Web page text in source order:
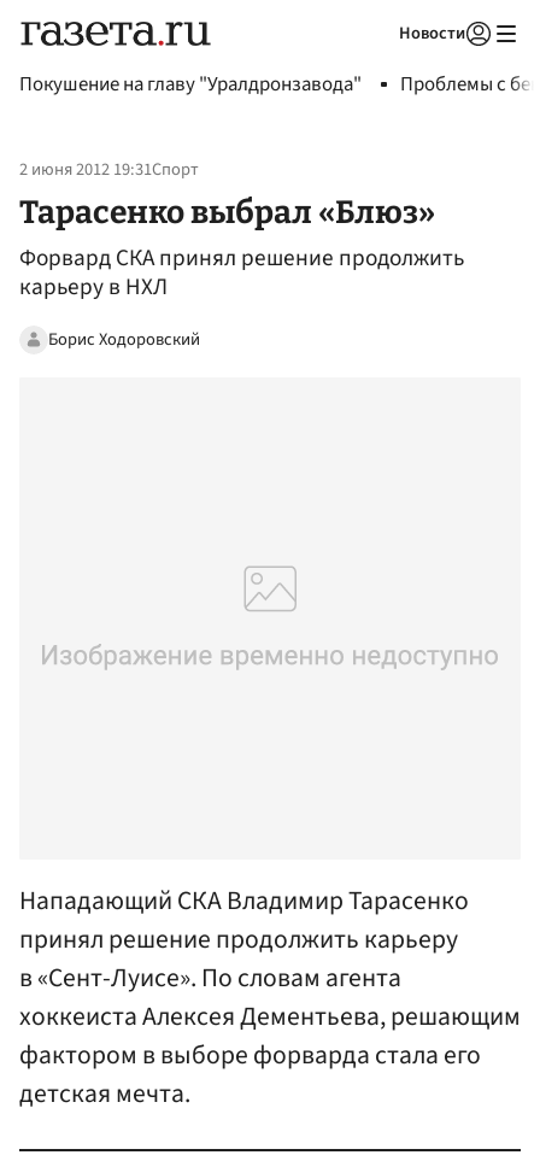
Новости
Покушение на главу "Уралдронзавода" Проблемы с
2 июня 2012 19:31Спорт
Тарасенко выбрал «Блюз»
Форвард СКА принял решение продолжить
карьеру в НХЛ
Борис Ходоровский
Нападающий СКА Владимир Тарасенко
принял решение продолжить карьеру
в «Сент-Луисе». По словам агента
хоккеиста Алексея Дементьева, решающим
фактором в выборе форварда стала его
детская мечта.